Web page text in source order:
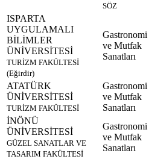
SÖZ
ISPARTA
UYGULAMALI
BİLİMLER
ÜNİVERSİTESİ
TURİZM FAKÜLTESİ
(Eğirdir)
Gastronomi
ve Mutfak
Sanatları
ATATÜRK
ÜNİVERSİTESİ
TURİZM FAKÜLTESİ
Gastronomi
ve Mutfak
Sanatları
İNÖNÜ
ÜNİVERSİTESİ
GÜZEL SANATLAR VE
TASARIM FAKÜLTESİ
Gastronomi
ve Mutfak
Sanatları